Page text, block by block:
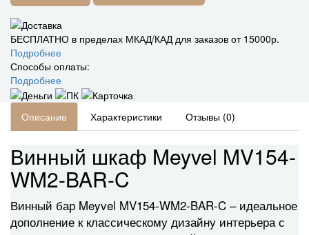
БЕСПЛАТНО в пределах МКАД/КАД для заказов от 15000р.
Подробнее
Способы оплаты:
Подробнее
Описание Характеристики Отзывы (0)
Винный шкаф Meyvel MV154-
WM2-BAR-C
Винный бар Meyvel MV154-WM2-BAR-C – идеальное
дополнение к классическому дизайну интерьера с